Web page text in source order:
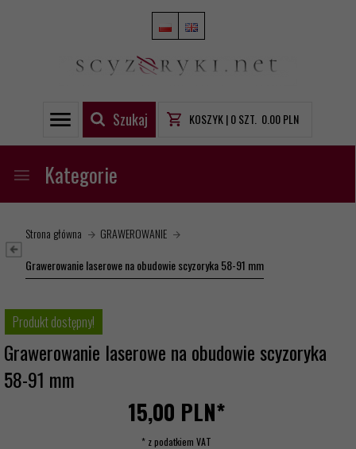
Szukaj KOSZYK |0SZT. 0.00PLN
Kategorie
Strona główna
GRAWEROWANIE
Grawerowanie laserowe na obudowie scyzoryka 58-91 mm
Produkt dostępny!
Grawerowanie laserowe na obudowie scyzoryka
58-91 mm
15,00 PLN*
* z podatkiem VAT